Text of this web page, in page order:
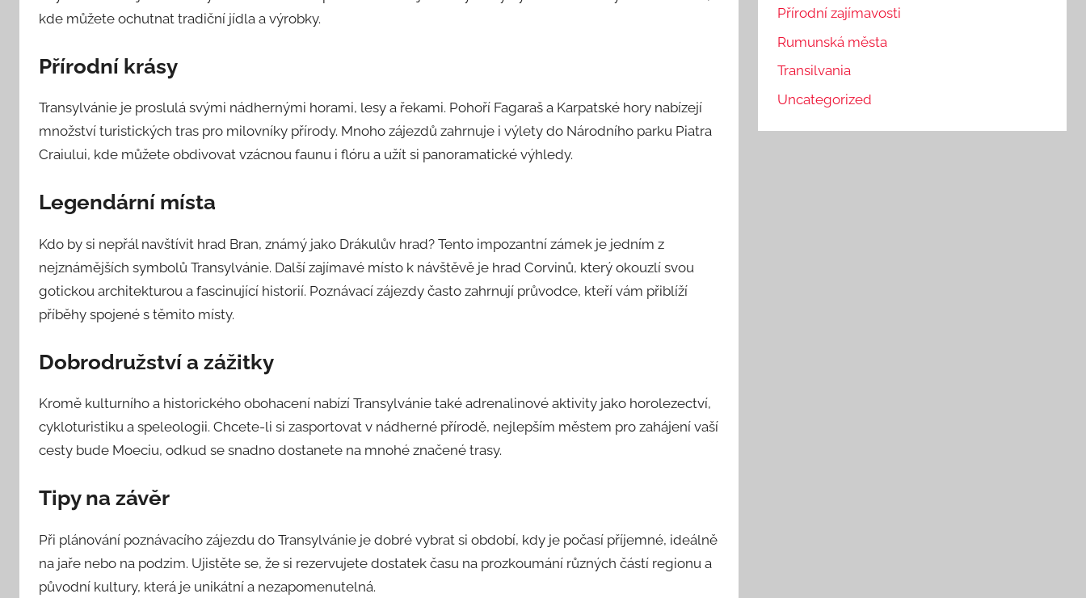
kde můžete ochutnat tradiční jídla a výrobky.
Přírodní krásy
Transylvánie je proslulá svými nádhernými horami, lesy a řekami. Pohoří Fagaraš a Karpatské hory nabízejí
množství turistických tras pro milovníky přírody. Mnoho zájezdů zahrnuje i výlety do Národního parku Piatra
Craiului, kde můžete obdivovat vzácnou faunu i flóru a užít si panoramatické výhledy.
Legendární místa
Kdo by si nepřál navštívit hrad Bran, známý jako Drákulův hrad? Tento impozantní zámek je jedním z
nejznámějších symbolů Transylvánie. Další zajímavé místo k návštěvě je hrad Corvinů, který okouzlí svou
gotickou architekturou a fascinující historií. Poznávací zájezdy často zahrnují průvodce, kteří vám přiblíží
příběhy spojené s těmito místy.
Dobrodružství a zážitky
Kromě kulturního a historického obohacení nabízí Transylvánie také adrenalinové aktivity jako horolezectví,
cykloturistiku a speleologii. Chcete-li si zasportovat v nádherné přírodě, nejlepším městem pro zahájení vaší
cesty bude Moeciu, odkud se snadno dostanete na mnohé značené trasy.
Tipy na závěr
Při plánování poznávacího zájezdu do Transylvánie je dobré vybrat si období, kdy je počasí příjemné, ideálně
na jaře nebo na podzim. Ujistěte se, že si rezervujete dostatek času na prozkoumání různých částí regionu a
původní kultury, která je unikátní a nezapomenutelná.
Přírodní zajímavosti
Rumunská města
Transilvania
Uncategorized